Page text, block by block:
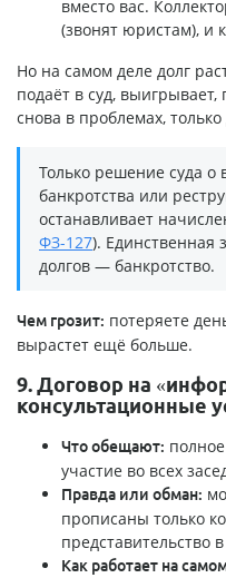
вместо вас.
(звонят юристам), и
Но на самом деле долг
подаёт в суд,
снова в проблемах,
Только решение суда
банкротства или
останавливает
ФЗ-127). Единственная
долгов — банкротство.
Чем грозит: потеряете
вырастет ещё больше.
9. Договор на
консультационные
Что обещают:
участие во всех
Правда или обман:
прописаны только
представительство
Как работает на